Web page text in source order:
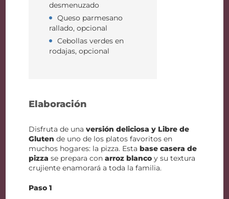
desmenuzado
Queso parmesano
rallado, opcional
Cebollas verdes en
rodajas, opcional
Elaboración
Disfruta de unaversión deliciosa y Libre de
Gluten de uno de los platos favoritos en
muchos hogares: la pizza. Estabase casera de
pizza se prepara conarroz blanco y su textura
crujiente enamorará a toda la familia.
Paso 1